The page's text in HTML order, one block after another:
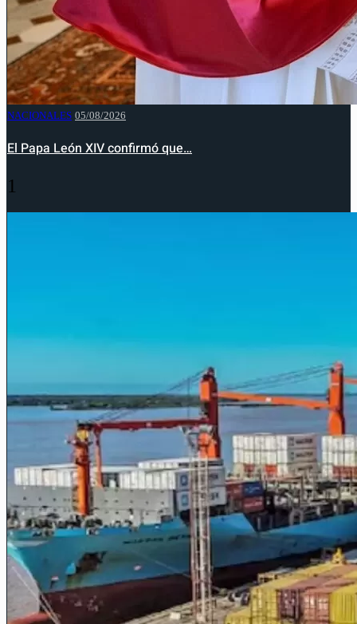
NACIONALES 05/08/2026
El Papa León XIV confirmó que…
1